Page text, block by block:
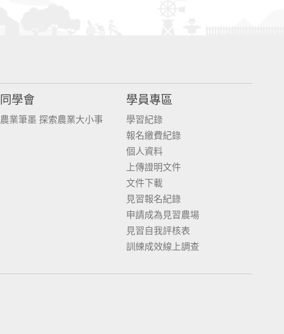
同學會
農業筆墨 探索農業大小事
學員專區
學習紀錄
報名繳費紀錄
個人資料
上傳證明文件
文件下載
見習報名紀錄
申請成為見習農場
見習自我評核表
訓練成效線上調查